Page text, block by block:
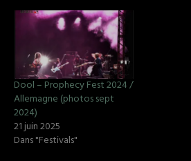
Dool – Prophecy Fest 2024 /
Allemagne (photos sept
2024)
21 juin 2025
Dans "Festivals"